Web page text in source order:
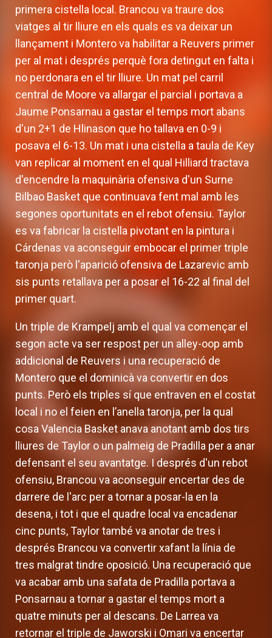
primera cistella local. Brancou va traure dos
viatges al tir lliure en els quals es va deixar un
llançament i Montero va habilitar a Reuvers primer
per al mat i després perquè fora detingut en falta i
no perdonara en el tir lliure. Un mat pel carril
central de Moore va allargar el parcial i portava a
Jaume Ponsarnau a gastar el temps mort abans
d'un 2+1 de Hlinason que ho tallava en 0-9 i
posava el 6-13. Un mat i una cistella a taula de Key
van replicar al moment en el qual Hilliard tractava
d'encendre la maquinària ofensiva d'un Surne
Bilbao Basket que continuava fent mal amb les
segones oportunitats en el rebot ofensiu. Taylor
es va fabricar la cistella pivotant en la pintura i
Cárdenas va aconseguir embocar el primer triple
taronja però l'aparició ofensiva de Lazarevic amb
sis punts retallava per a posar el 16-22 al final del
primer quart.
Un triple de Krampelj amb el qual va començar el
segon acte va ser respost per un alley-oop amb
addicional de Reuvers i una recuperació de
Montero que el dominicà va convertir en dos
punts. Però els triples sí que entraven en el costat
local i no el feien en l’anella taronja, per la qual
cosa Valencia Basket anava anotant amb dos tirs
lliures de Taylor o un palmeig de Pradilla per a anar
defensant el seu avantatge. I després d'un rebot
ofensiu, Brancou va aconseguir encertar des de
darrere de l'arc per a tornar a posar-la en la
desena, i tot i que el quadre local va encadenar
cinc punts, Taylor també va anotar de tres i
després Brancou va convertir xafant la línia de
tres malgrat tindre oposició. Una recuperació que
va acabar amb una safata de Pradilla portava a
Ponsarnau a tornar a gastar el temps mort a
quatre minuts per al descans. De Larrea va
retornar el triple de Jaworski i Omari va encertar